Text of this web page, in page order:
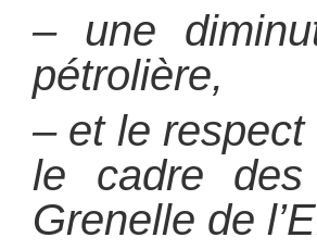
– une
pétrolière,
– et le
le cadre
Grenelle de